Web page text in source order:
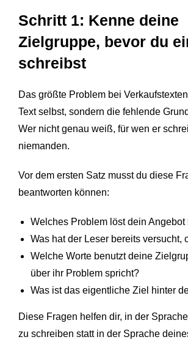
Schritt 1: Kenne deine
Zielgruppe, bevor du
schreibst
Das größte Problem bei
Text selbst, sondern die fehlende
Wer nicht genau weiß, für wen er
niemanden.
Vor dem ersten Satz musst du diese
beantworten können:
Welches Problem löst dein Angebot
Was hat der Leser bereits versucht,
Welche Worte benutzt deine
über ihr Problem spricht?
Was ist das eigentliche Ziel hinter
Diese Fragen helfen dir, in der
zu schreiben statt in der Sprache